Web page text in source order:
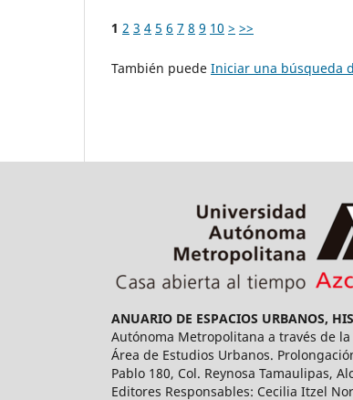
1 2 3 4 5 6 7 8 9 10 > >>
También puede Iniciar una búsqueda
ANUARIO DE ESPACIOS URBANOS,
Autónoma Metropolitana a través de
Área de Estudios Urbanos.
Pablo 180, Col. Reynosa Tamaulipas,
Editores Responsables: Cecilia Itzel